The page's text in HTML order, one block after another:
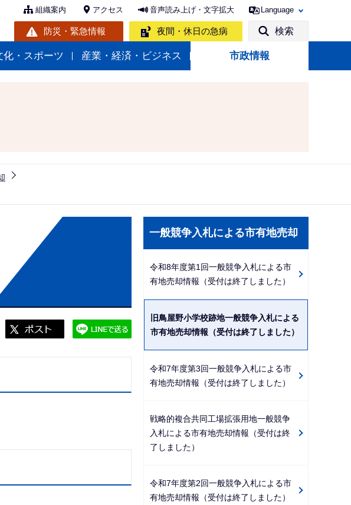
組織案内 アクセス 音声読み上げ・文字拡大 Language
防災・緊急情報 夜間・休日の急病 検索
化・スポーツ 産業・経済・ビジネス 市政情報
シ
こ
こ
ら
一般競争入札による市有地売却
令和8年度第1回一般競争入札による市
有地売却情報（受付は終了しました）
旧鳥屋野小学校跡地一般競争入札による
市有地売却情報（受付は終了しました）
令和7年度第3回一般競争入札による市
有地売却情報（受付は終了しました）
戦略的複合共同工場拡張用地一般競争
入札による市有地売却情報（受付は終
了しました）
令和7年度第2回一般競争入札による市
有地売却情報（受付は終了しました）